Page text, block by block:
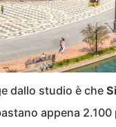
dallo studio è che
appena